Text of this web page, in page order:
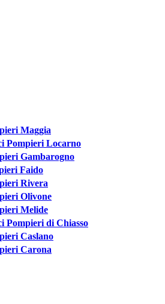
Maggia
Pompieri Locarno
Gambarogno
Faido
Rivera
Olivone
Melide
Pompieri di Chiasso
Caslano
Carona